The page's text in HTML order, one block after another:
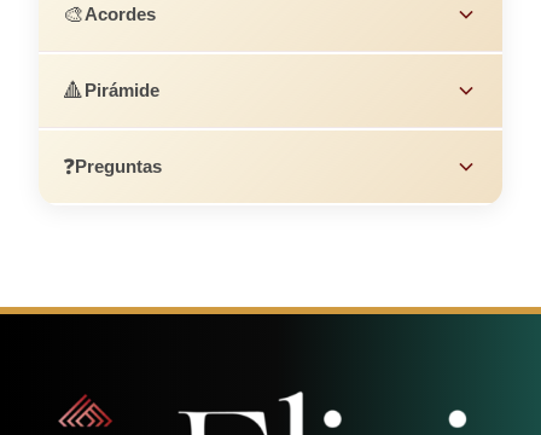
🎨Acordes
🔺Pirámide
❓Preguntas